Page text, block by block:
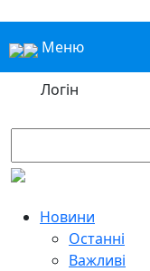
Меню
Логін
Новини
Останні
Важливі